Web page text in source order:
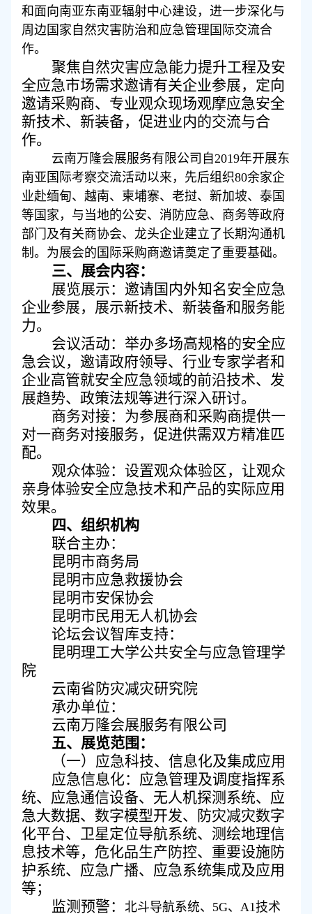
和面向南亚东南亚辐射中心建设，进一步深化与
周边国家自然灾害防治和应急管理国际交流合
作。
聚焦自然灾害应急能力提升工程及安
全应急市场需求邀请有关企业参展， 定向
邀请采购商、专业观众现场观摩应急安全
新技术、 新装备，促进业内的交流与合
作。
云南万隆会展服务有限公司自2019年开展东
南亚国际考察交流活动以来，先后组织80余家企
业赴缅甸、越南、柬埔寨、老挝、新加坡、泰国
等国家，与当地的公安、消防应急、商务等政府
部门及有关商协会、龙头企业建立了长期沟通机
制。为展会的国际采购商邀请奠定了重要基础。
三、 展会内容：
展览展示：邀请国内外知名安全应急
企业参展，展示新技术、新装备和服务能
力。
会议活动：举办多场高规格的安全应
急会议，邀请政府领导、行业专家学者和
企业高管就安全应急领域的前沿技术、发
展趋势、政策法规等进行深入研讨。
商务对接：为参展商和采购商提供一
对一商务对接服务，促进供需双方精准匹
配。
观众体验：设置观众体验区，让观众
亲身体验安全应急技术和产品的实际应用
效果。
四、组织机构
联合主办：
昆明市商务局
昆明市应急救援协会
昆明市安保协会
昆明市民用无人机协会
论坛会议智库支持：
昆明理工大学公共安全与应急管理学
院
云南省防灾减灾研究院
承办单位：
云南万隆会展服务有限公司
五、展览范围：
（一） 应急科技、 信息化及集成应用
应急信息化： 应急管理及调度指挥系
统、应急通信设备、无人机探测系统、应
急大数据、数字模型开发、防灾减灾数字
化平台、卫星定位导航系统、测绘地理信
息技术等，危化品生产防控、重要设施防
护系统、应急广播、应急系统集成及应用
等；
监测预警：北斗导航系统、 5G、A1技术